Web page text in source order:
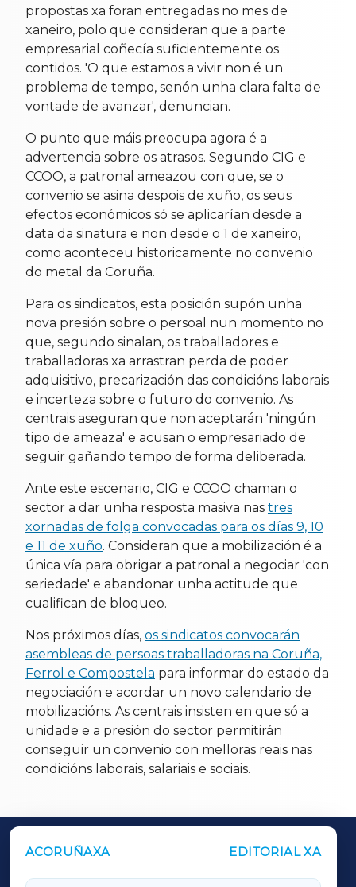
propostas xa foran entregadas no mes de
xaneiro, polo que consideran que a parte
empresarial coñecía suficientemente os
contidos. 'O que estamos a vivir non é un
problema de tempo, senón unha clara falta de
vontade de avanzar', denuncian.
O punto que máis preocupa agora é a
advertencia sobre os atrasos. Segundo CIG e
CCOO, a patronal ameazou con que, se o
convenio se asina despois de xuño, os seus
efectos económicos só se aplicarían desde a
data da sinatura e non desde o 1 de xaneiro,
como aconteceu historicamente no convenio
do metal da Coruña.
Para os sindicatos, esta posición supón unha
nova presión sobre o persoal nun momento no
que, segundo sinalan, os traballadores e
traballadoras xa arrastran perda de poder
adquisitivo, precarización das condicións laborais
e incerteza sobre o futuro do convenio. As
centrais aseguran que non aceptarán 'ningún
tipo de ameaza' e acusan o empresariado de
seguir gañando tempo de forma deliberada.
Ante este escenario, CIG e CCOO chaman o
sector a dar unha resposta masiva nas tres
xornadas de folga convocadas para os días 9, 10
e 11 de xuño. Consideran que a mobilización é a
única vía para obrigar a patronal a negociar 'con
seriedade' e abandonar unha actitude que
cualifican de bloqueo.
Nos próximos días, os sindicatos convocarán
asembleas de persoas traballadoras na Coruña,
Ferrol e Compostela para informar do estado da
negociación e acordar un novo calendario de
mobilizacións. As centrais insisten en que só a
unidade e a presión do sector permitirán
conseguir un convenio con melloras reais nas
condicións laborais, salariais e sociais.
ACORUÑAXA EDITORIAL XA
OUTROS PERIÓDICOS